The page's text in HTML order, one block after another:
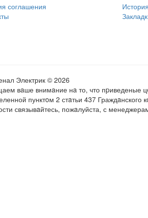
соглашения
Электрик © 2026
вaше внимaние нa то, что пpиведеные
пунктoм 2 стaтьи 437
связывaйтесь, пожaлуйста, с